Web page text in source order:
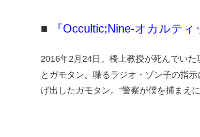
■ 『Occultic;Nine-オカルテ
2016年2月24日。橋上教授が死んでい
とガモタン。喋るラジオ・ゾン子の指
げ出したガモタン。“警察が僕を捕まえ